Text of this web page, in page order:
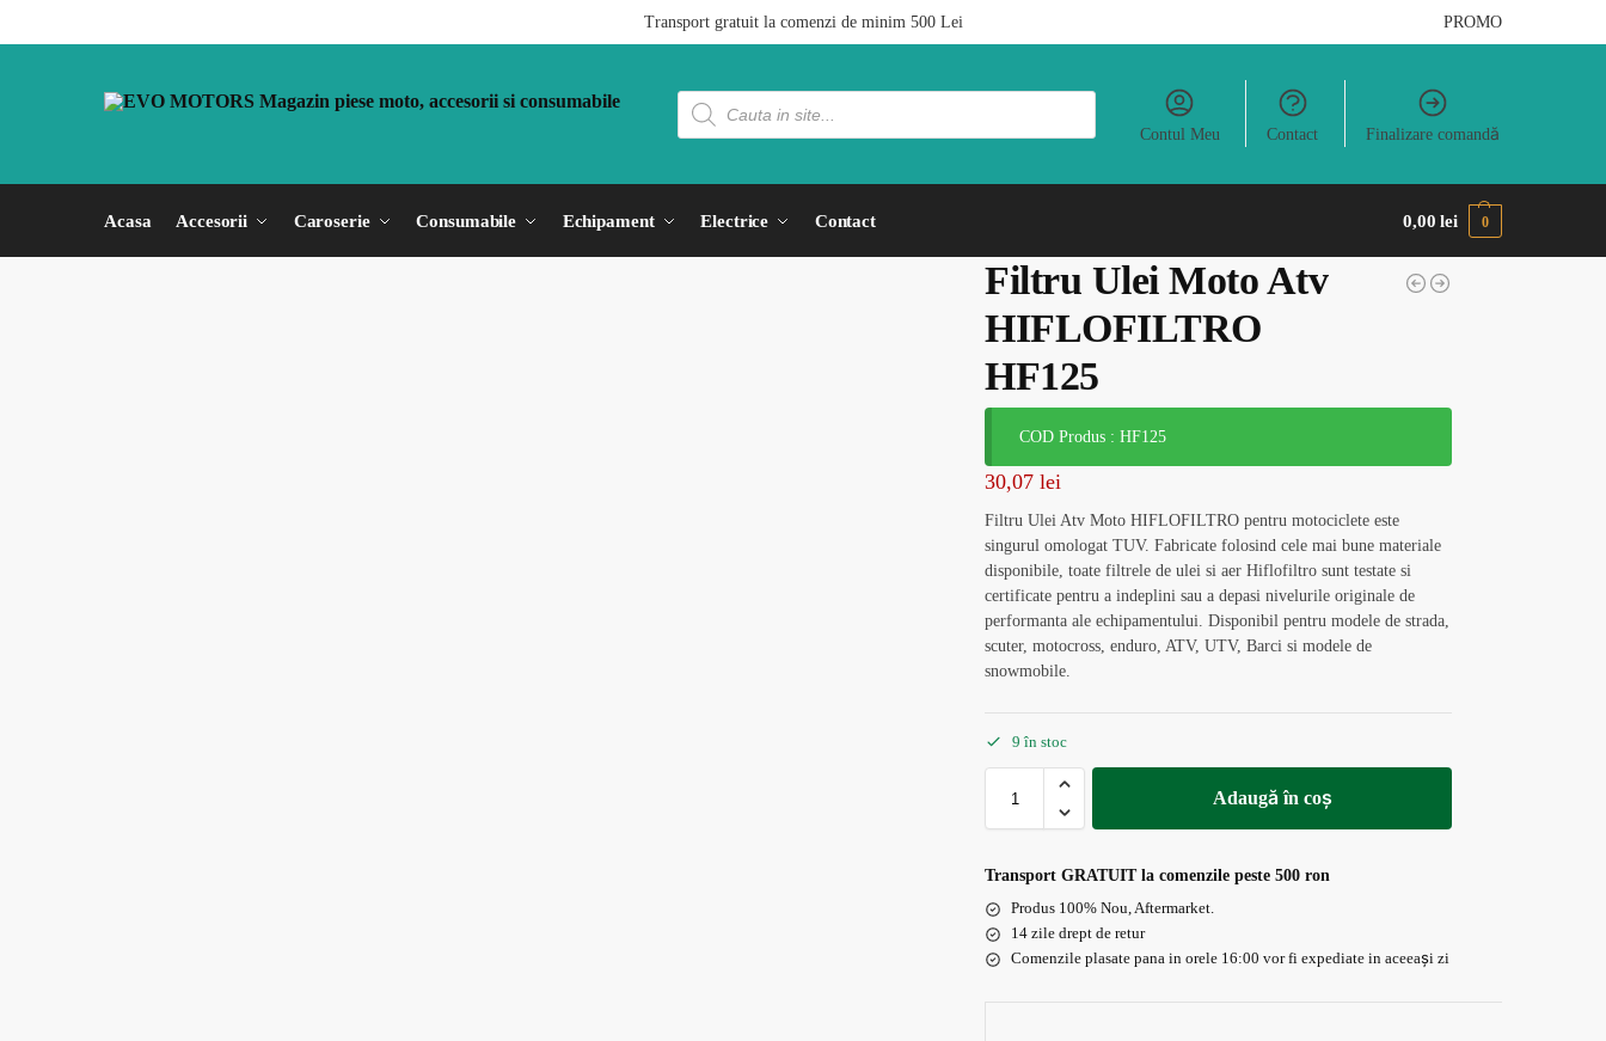
Transport gratuit la comenzi de minim 500 Lei PROMO
Contul Meu Contact Finalizare comandă
Acasa Accesorii Caroserie Consumabile Echipament Electrice Contact 0,00lei 0
Filtru Ulei Moto Atv
HIFLOFILTRO
HF125
COD Produs : HF125
30,07lei
Filtru Ulei Atv Moto HIFLOFILTRO pentru motociclete este
singurul omologat TUV. Fabricate folosind cele mai bune materiale
disponibile, toate filtrele de ulei si aer Hiflofiltro sunt testate si
certificate pentru a indeplini sau a depasi nivelurile originale de
performanta ale echipamentului. Disponibil pentru modele de strada,
scuter, motocross, enduro, ATV, UTV, Barci si modele de
snowmobile.
9 în stoc
Adaugă în coș
Transport GRATUIT la comenzile peste 500 ron
Produs 100% Nou, Aftermarket.
14 zile drept de retur
Comenzile plasate pana in orele 16:00 vor fi expediate in aceeași zi